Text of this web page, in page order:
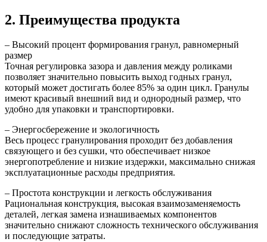
2. Преимущества продукта
– Высокий процент формирования гранул, равномерный
размер
Точная регулировка зазора и давления между роликами
позволяет значительно повысить выход годных гранул,
который может достигать более 85% за один цикл. Гранулы
имеют красивый внешний вид и однородный размер, что
удобно для упаковки и транспортировки.
– Энергосбережение и экологичность
Весь процесс гранулирования проходит без добавления
связующего и без сушки, что обеспечивает низкое
энергопотребление и низкие издержки, максимально снижая
эксплуатационные расходы предприятия.
– Простота конструкции и легкость обслуживания
Рациональная конструкция, высокая взаимозаменяемость
деталей, легкая замена изнашиваемых компонентов
значительно снижают сложность технического обслуживания
и последующие затраты.